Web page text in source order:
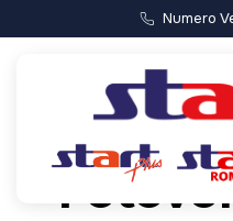
Numero
–